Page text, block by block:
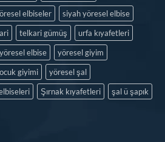
elbiseler
siyah yöresel elbise
telkari gümüş
urfa kıyafetleri
yöresel elbise
yöresel giyim
giyimi
yöresel şal
Şırnak kıyafetleri şal ü şapık